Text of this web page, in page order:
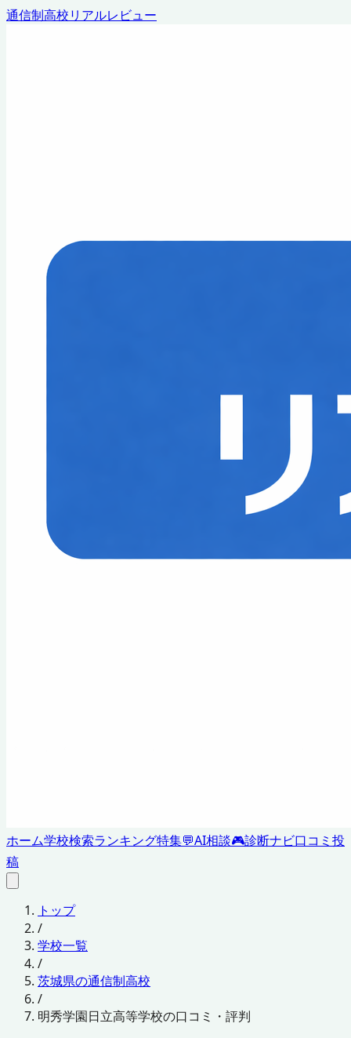
通信制高校リアルレビュー
ホーム学校検索ランキング特集💬AI相談🎮診断ナビ口コミ投
稿
トップ
/
学校一覧
/
茨城県の通信制高校
/
明秀学園日立高等学校の口コミ・評判